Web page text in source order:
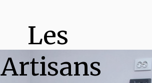
Les
Artisans